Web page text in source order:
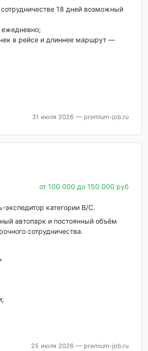
18 дней возможный
в рейсе и длиннее маршрут —
31 июля 2026 — premium-job.ru
от 100 000 до 150 000 руб
категории B/C.
автопарк и постоянный объём
сотрудничества.
25 июля 2026 — premium-job.ru